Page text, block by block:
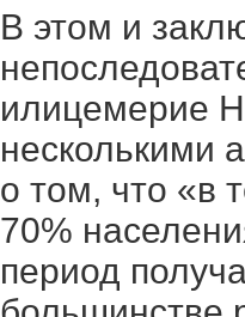
В этом и
илицемерие
несколькими
о том, что «в
70%
период